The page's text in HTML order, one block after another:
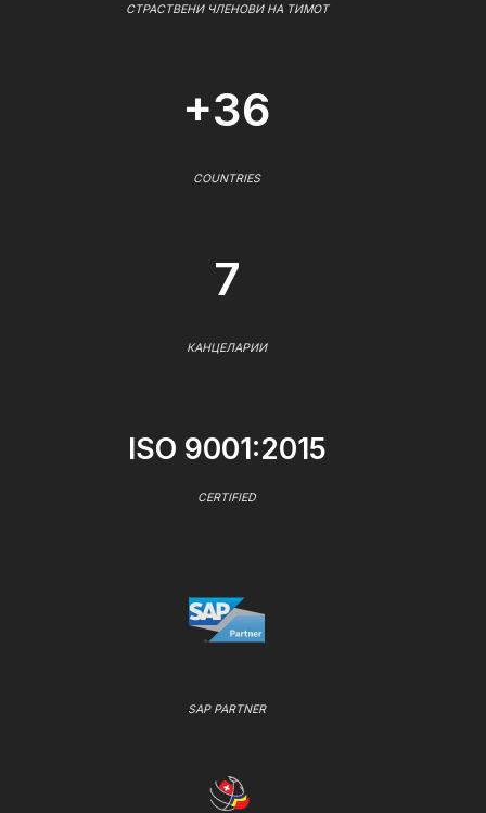
СТРАСТВЕНИ ЧЛЕНОВИ НА ТИМОТ
+36
COUNTRIES
7
КАНЦЕЛАРИИ
ISO 9001:2015
CERTIFIED
SAP PARTNER